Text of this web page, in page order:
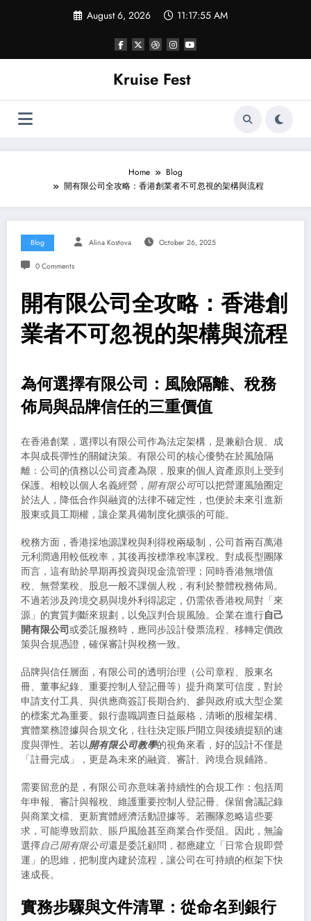
August 6, 2026 11:17:55 AM
Kruise Fest
Home
Blog
開有限公司全攻略：香港創業者不可忽視的架構與流程
Blog Alina Kostova October 26, 2025
0 Comments
開有限公司全攻略：香港創
業者不可忽視的架構與流程
為何選擇有限公司：風險隔離、稅務
佈局與品牌信任的三重價值
在香港創業，選擇以有限公司作為法定架構，是兼顧合規、成
本與成長彈性的關鍵決策。有限公司的核心優勢在於風險隔
離：公司的債務以公司資產為限，股東的個人資產原則上受到
保護。相較以個人名義經營， 開有限公司可以把營運風險圈定
於法人，降低合作與融資的法律不確定性，也便於未來引進新
股東或員工期權，讓企業具備制度化擴張的可能。
稅務方面，香港採地源課稅與利得稅兩級制，公司首兩百萬港
元利潤適用較低稅率，其後再按標準稅率課稅。對成長型團隊
而言，這有助於早期再投資與現金流管理；同時香港無增值
稅、無營業稅、股息一般不課個人稅，有利於整體稅務佈局。
不過若涉及跨境交易與境外利得認定，仍需依香港稅局對「來
源」的實質判斷來規劃，以免誤判合規風險。企業在進行自己
開有限公司或委託服務時，應同步設計發票流程、移轉定價政
策與合規憑證，確保審計與稅務一致。
品牌與信任層面，有限公司的透明治理（公司章程、股東名
冊、董事紀錄、重要控制人登記冊等）提升商業可信度，對於
申請支付工具、與供應商簽訂長期合約、參與政府或大型企業
的標案尤為重要。銀行盡職調查日益嚴格，清晰的股權架構、
實體業務證據與合規文化，往往決定賬戶開立與後續提額的速
度與彈性。若以開有限公司教學的視角來看，好的設計不僅是
「註冊完成」，更是為未來的融資、審計、跨境合規鋪路。
需要留意的是，有限公司亦意味著持續性的合規工作：包括周
年申報、審計與報稅、維護重要控制人登記冊、保留會議記錄
與商業文檔、更新實體經濟活動證據等。若團隊忽略這些要
求，可能導致罰款、賬戶風險甚至商業合作受阻。因此，無論
選擇自己開有限公司還是委託顧問，都應建立「日常合規即營
運」的思維，把制度內建於流程，讓公司在可持續的框架下快
速成長。
實務步驟與文件清單：從命名到銀行